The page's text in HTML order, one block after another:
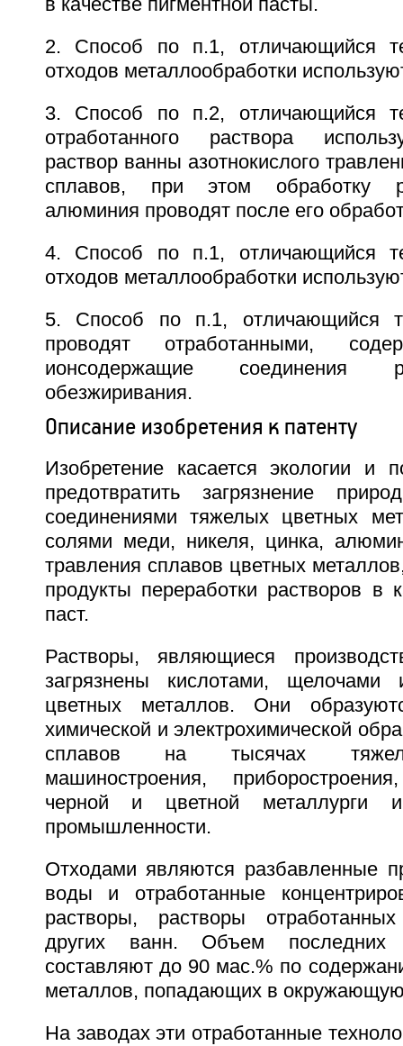
в качестве пигментной пасты.
2. Способ по п.1, отличающийся
отходов металлообработки
3. Способ по п.2, отличающийся
отработанного раствора
раствор ванны азотнокислого
сплавов, при этом обработку
алюминия проводят после его
4. Способ по п.1, отличающийся
отходов металлообработки
5. Способ по п.1, отличающийся
проводят отработанными,
ионсодержащие соединения
обезжиривания.
Описание изобретения к патенту
Изобретение касается экологии и
предотвратить загрязнение
соединениями тяжелых цветных
солями меди, никеля, цинка,
травления сплавов цветных
продукты переработки растворов в
паст.
Растворы, являющиеся
загрязнены кислотами,
цветных металлов. Они
химической и электрохимической
сплавов на тысячах
машиностроения,
черной и цветной металлурги
промышленности.
Отходами являются разбавленные
воды и отработанные
растворы, растворы
других ванн. Объем
составляют до 90 мас.% по
металлов, попадающих в
На заводах эти отработанные